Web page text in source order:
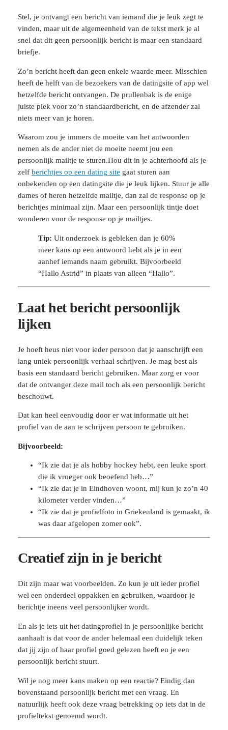
Stel, je ontvangt een bericht van iemand die je leuk zegt te
vinden, maar uit de algemeenheid van de tekst merk je al
snel dat dit geen persoonlijk bericht is maar een standaard
briefje.
Zo’n bericht heeft dan geen enkele waarde meer. Misschien
heeft de helft van de bezoekers van de datingsite of app wel
hetzelfde bericht ontvangen. De prullenbak is de enige
juiste plek voor zo’n standaardbericht, en de afzender zal
niets meer van je horen.
Waarom zou je immers de moeite van het antwoorden
nemen als de ander niet de moeite neemt jou een
persoonlijk mailtje te sturen.Hou dit in je achterhoofd als je
zelf berichtjes op een dating site gaat sturen aan
onbekenden op een datingsite die je leuk lijken. Stuur je alle
dames of heren hetzelfde mailtje, dan zal de response op je
berichtjes minimaal zijn. Maar een persoonlijk tintje doet
wonderen voor de response op je mailtjes.
Tip: Uit onderzoek is gebleken dan je 60%
meer kans op een antwoord hebt als je in een
aanhef iemands naam gebruikt. Bijvoorbeeld
“Hallo Astrid” in plaats van alleen “Hallo”.
Laat het bericht persoonlijk
lijken
Je hoeft heus niet voor ieder persoon dat je aanschrijft een
lang uniek persoonlijk verhaal schrijven. Je mag best als
basis een standaard bericht gebruiken. Maar zorg er voor
dat de ontvanger deze mail toch als een persoonlijk bericht
beschouwt.
Dat kan heel eenvoudig door er wat informatie uit het
profiel van de aan te schrijven persoon te gebruiken.
Bijvoorbeeld:
“Ik zie dat je als hobby hockey hebt, een leuke sport
die ik vroeger ook beoefend heb…”
“Ik zie dat je in Eindhoven woont, mij kun je zo’n 40
kilometer verder vinden…”
“Ik zie dat je profielfoto in Griekenland is gemaakt, ik
was daar afgelopen zomer ook”.
Creatief zijn in je bericht
Dit zijn maar wat voorbeelden. Zo kun je uit ieder profiel
wel een onderdeel oppakken en gebruiken, waardoor je
berichtje ineens veel persoonlijker wordt.
En als je iets uit het datingprofiel in je persoonlijke bericht
aanhaalt is dat voor de ander helemaal een duidelijk teken
dat jij zijn of haar profiel goed gelezen heeft en je een
persoonlijk bericht stuurt.
Wil je nog meer kans maken op een reactie? Eindig dan
bovenstaand persoonlijk bericht met een vraag. En
natuurlijk heeft ook deze vraag betrekking op iets dat in de
profieltekst genoemd wordt.